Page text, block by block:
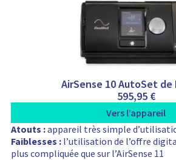
AirSense 10 AutoSet de
595,95 €
Vers l’appareil
Atouts :appareil très simple
Faiblesses : l’utilisation de l’offre
plus compliquée que sur l’AirSense 11